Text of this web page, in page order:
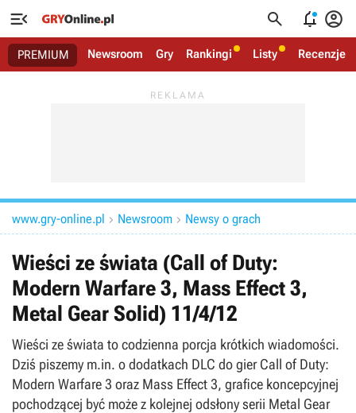
   
PREMIUM Newsroom Gry Rankingi Listy Recenzje
www.gry-online.pl  Newsroom  Newsy o grach
Wieści ze świata (Call of Duty:
Modern Warfare 3, Mass Effect 3,
Metal Gear Solid) 11/4/12
Wieści ze świata to codzienna porcja krótkich wiadomości.
Dziś piszemy m.in. o dodatkach DLC do gier Call of Duty:
Modern Warfare 3 oraz Mass Effect 3, grafice koncepcyjnej
pochodzącej być może z kolejnej odsłony serii Metal Gear